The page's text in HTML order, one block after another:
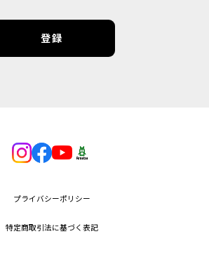
登録
プライバシーポリシー
特定商取引法に基づく表記